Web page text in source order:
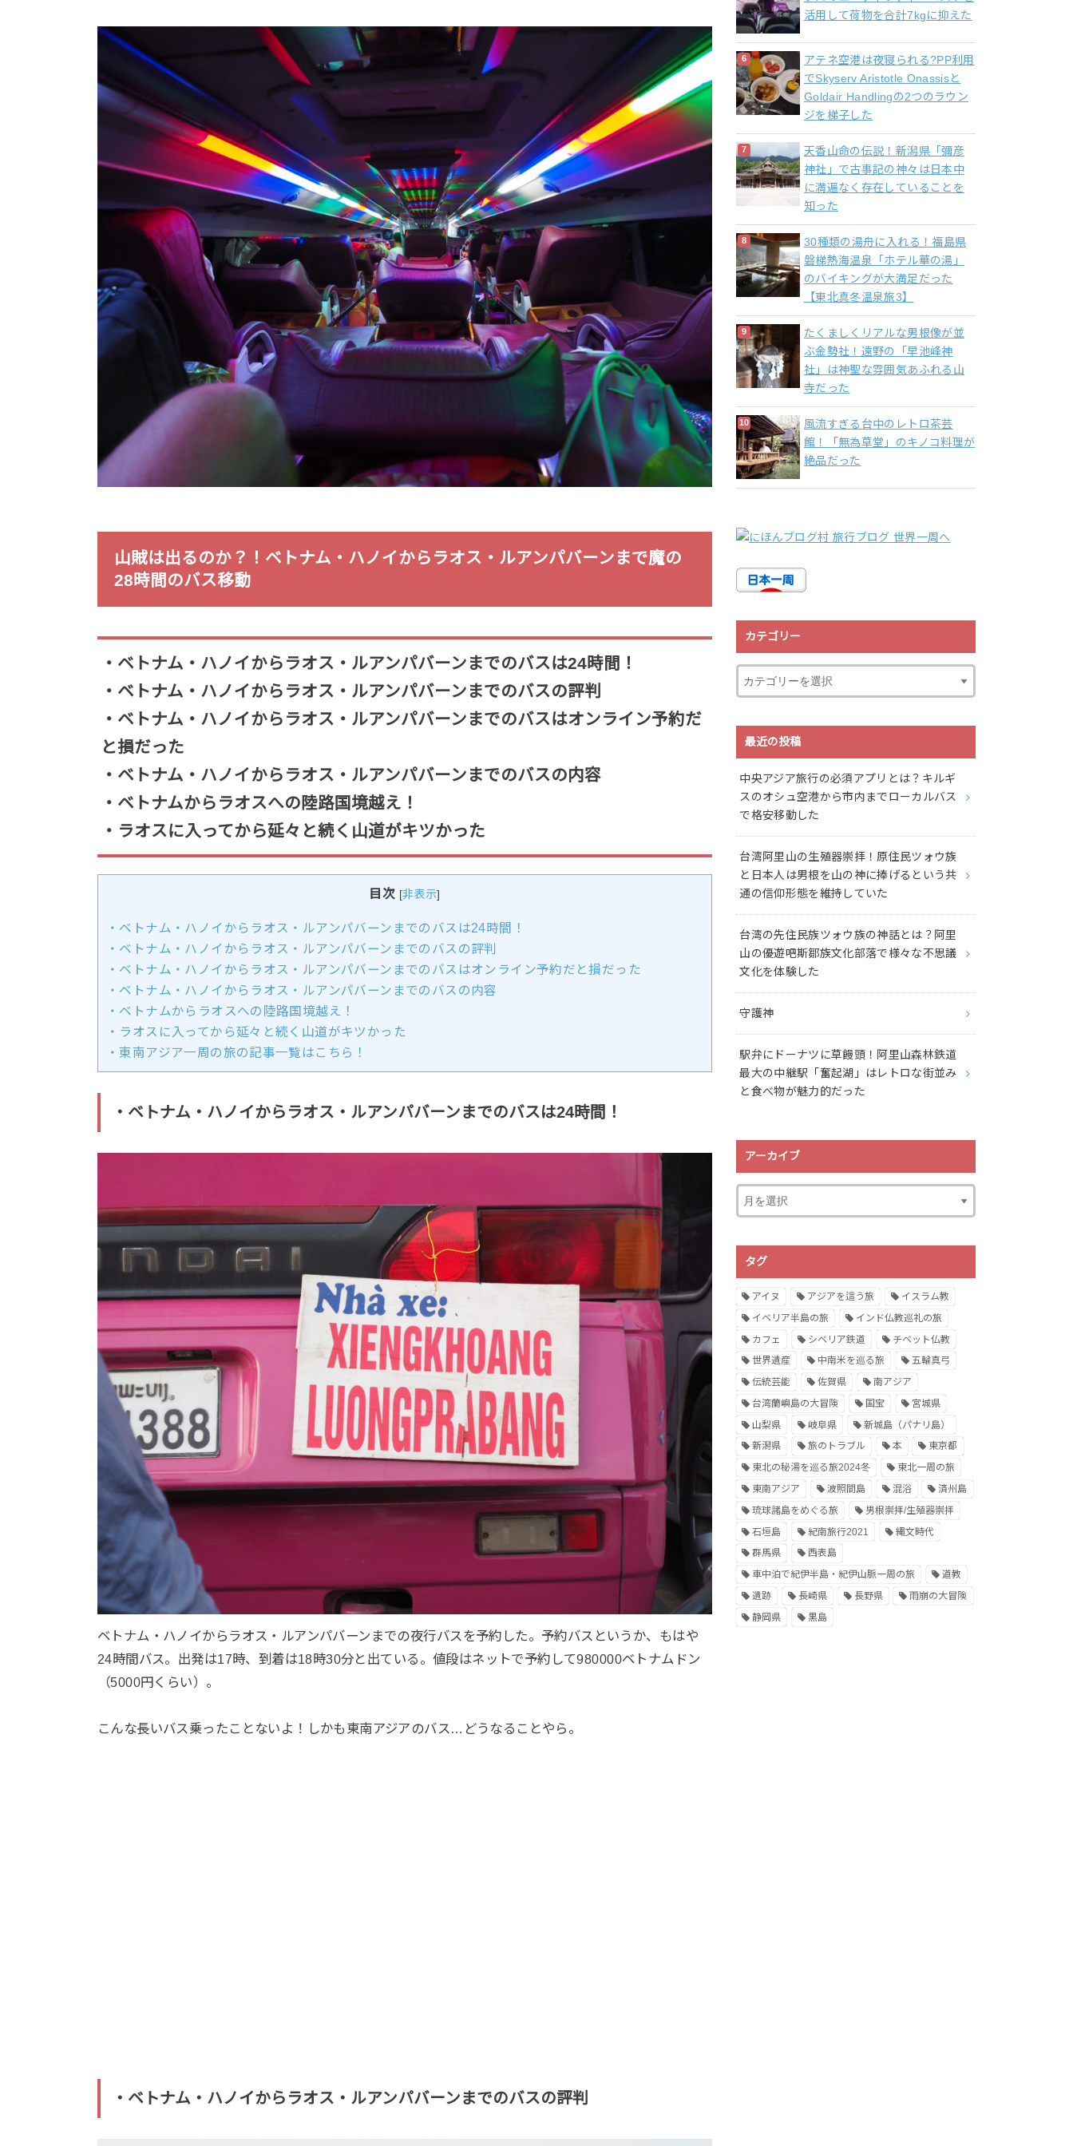
山賊は出るのか？！ベトナム・ハノイからラオス・ルアンパバーンまで魔の
28時間のバス移動
・ベトナム・ハノイからラオス・ルアンパバーンまでのバスは24時間！
・ベトナム・ハノイからラオス・ルアンパバーンまでのバスの評判
・ベトナム・ハノイからラオス・ルアンパバーンまでのバスはオンライン予約だ
と損だった
・ベトナム・ハノイからラオス・ルアンパバーンまでのバスの内容
・ベトナムからラオスへの陸路国境越え！
・ラオスに入ってから延々と続く山道がキツかった
目次 [非表示]
・ベトナム・ハノイからラオス・ルアンパバーンまでのバスは24時間！
・ベトナム・ハノイからラオス・ルアンパバーンまでのバスの評判
・ベトナム・ハノイからラオス・ルアンパバーンまでのバスはオンライン予約だと損だった
・ベトナム・ハノイからラオス・ルアンパバーンまでのバスの内容
・ベトナムからラオスへの陸路国境越え！
・ラオスに入ってから延々と続く山道がキツかった
・東南アジア一周の旅の記事一覧はこちら！
・ベトナム・ハノイからラオス・ルアンパバーンまでのバスは24時間！
ベトナム・ハノイからラオス・ルアンパバーンまでの夜行バスを予約した。予約バスというか、もはや
24時間バス。出発は17時、到着は18時30分と出ている。値段はネットで予約して980000ベトナムドン
（5000円くらい）。
こんな長いバス乗ったことないよ！しかも東南アジアのバス…どうなることやら。
・ベトナム・ハノイからラオス・ルアンパバーンまでのバスの評判
活用して荷物を合計7kgに抑えた
アテネ空港は夜寝られる?PP利用
でSkyserv Aristotle Onassisと
Goldair Handlingの2つのラウン
ジを梯子した
天香山命の伝説！新潟県「彌彦
神社」で古事記の神々は日本中
に満遍なく存在していることを
知った
30種類の湯舟に入れる！福島県
磐梯熱海温泉「ホテル華の湯」
のバイキングが大満足だった
【東北真冬温泉旅3】
たくましくリアルな男根像が並
ぶ金勢社！遠野の「早池峰神
社」は神聖な雰囲気あふれる山
寺だった
風流すぎる台中のレトロ茶芸
館！「無為草堂」のキノコ料理が
絶品だった
カテゴリー
最近の投稿
中央アジア旅行の必須アプリとは？キルギ
スのオシュ空港から市内までローカルバス
で格安移動した
台湾阿里山の生殖器崇拝！原住民ツォウ族
と日本人は男根を山の神に捧げるという共
通の信仰形態を維持していた
台湾の先住民族ツォウ族の神話とは？阿里
山の優遊吧斯鄒族文化部落で様々な不思議
文化を体験した
守護神
駅弁にドーナツに草饅頭！阿里山森林鉄道
最大の中継駅「奮起湖」はレトロな街並み
と食べ物が魅力的だった
アーカイブ
タグ
アイヌ アジアを這う旅
イスラム教
イベリア半島の旅
インド仏教巡礼の旅
カフェ
シベリア鉄道
チベット仏教
世界遺産
中南米を巡る旅
五輪真弓
伝統芸能
佐賀県
南アジア
台湾蘭嶼島の大冒険
国宝
宮城県
山梨県
岐阜県
新城島（パナリ島）
新潟県
旅のトラブル 本
東京都
東北の秘湯を巡る旅2024冬
東北一周の旅
東南アジア
波照間島 混浴
済州島
琉球諸島をめぐる旅
男根崇拝/生殖器崇拝
石垣島
紀南旅行2021
縄文時代
群馬県
西表島
車中泊で紀伊半島・紀伊山脈一周の旅
道教
遺跡
長崎県 長野県
雨崩の大冒険
静岡県
黒島